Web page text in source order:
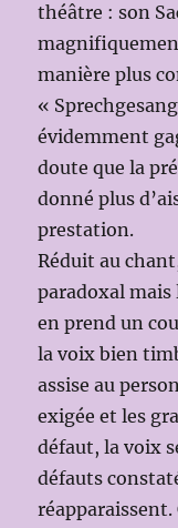
théâtre : son
manière plus
«
évidemment
doute que la
donné plus
prestation.
Réduit au
paradoxal mais
en prend un
la voix bien
assise au
exigée et les
défaut, la voix
défauts